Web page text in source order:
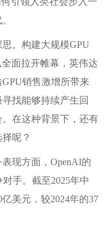
。构建大规模GPU
面拉开帷幕，英伟达
销售激增所带来
找能够持续产生回
在这种背景下，还有
呢？
现方面，OpenAI的
手。截至2025年中
美元，较2024年的37